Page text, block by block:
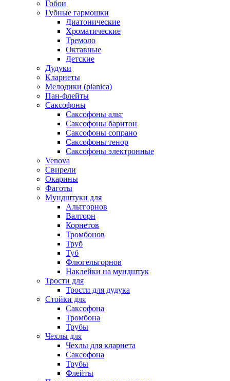
Гобои
Губные гармошки
Диатонические
Хроматические
Тремоло
Октавные
Детские
Дудуки
Кларнеты
Мелодики (pianica)
Пан-флейты
Саксофоны
Саксофоны альт
Саксофоны баритон
Саксофоны сопрано
Саксофоны тенор
Саксофоны электронные
Venova
Свирели
Окарины
Фаготы
Мундштуки для
Альтгорнов
Валторн
Корнетов
Тромбонов
Труб
Туб
Флюгельгорнов
Наклейки на мундштук
Трости для
Трости для дудука
Стойки для
Саксофона
Тромбона
Трубы
Чехлы для
Чехлы для кларнета
Саксофона
Трубы
Флейты